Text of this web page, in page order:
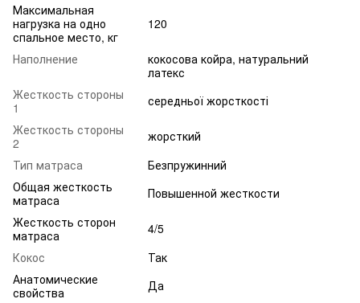
Максимальная
нагрузка на одно
спальное место, кг
120
Наполнение
кокосова койра, натуральний
латекс
Жесткость стороны
1
середньої жорсткості
Жесткость стороны
2
жорсткий
Тип матраса
Безпружинний
Общая жесткость
матраса
Повышенной жесткости
Жесткость сторон
матраса
4/5
Кокос
Так
Анатомические
свойства
Да